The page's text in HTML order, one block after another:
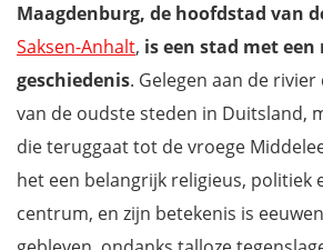
Maagdenburg, de hoofdstad van
Saksen-Anhalt, is een stad met
geschiedenis. Gelegen aan de rivier
van de oudste steden in Duitsland,
die teruggaat tot de vroege
het een belangrijk religieus, politiek
centrum, en zijn betekenis is